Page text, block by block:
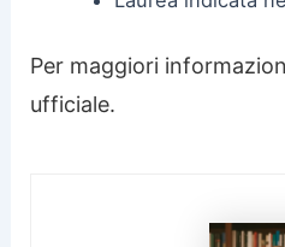
Per maggiori
ufficiale.